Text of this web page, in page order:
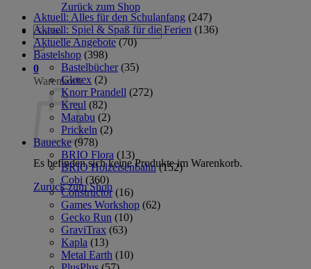
Zurück zum Shop
Suche
nach:
0
Warenkorb
Es befinden sich keine Produkte im Warenkorb.
Zurück zum Shop
Aktuell: Alles für den Schulanfang (247)
Aktuell: Spiel & Spaß für die Ferien (136)
Aktuelle Angebote (70)
Bastelshop (398)
Bastelbücher (35)
Glorex (2)
Knorr Prandell (272)
Kreul (82)
Marabu (2)
Prickeln (2)
Bauecke (978)
BRIO Flora (13)
BRIO Holzeisenbahn (152)
Cobi (360)
Constructor (16)
Games Workshop (62)
Gecko Run (10)
GraviTrax (63)
Kapla (13)
Metal Earth (10)